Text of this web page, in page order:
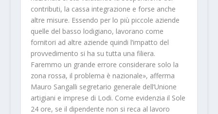
contributi, la cassa integrazione e forse anche
altre misure. Essendo per lo più piccole aziende
quelle del basso lodigiano, lavorano come
fornitori ad altre aziende quindi l’impatto del
provvedimento si ha su tutta una filiera.
Faremmo un grande errore considerare solo la
zona rossa, il problema è nazionale», afferma
Mauro Sangalli segretario generale dell’Unione
artigiani e imprese di Lodi. Come evidenzia il Sole
24 ore, se il dipendente non si reca al lavoro